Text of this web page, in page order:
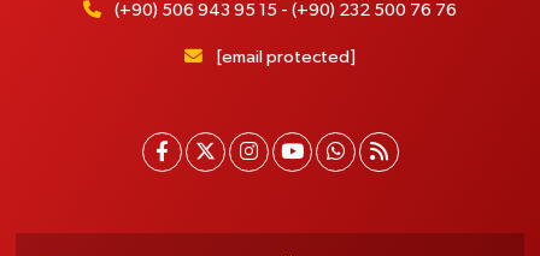
(+90) 506 943 95 15 - (+90) 232 500 76 76
[email protected]